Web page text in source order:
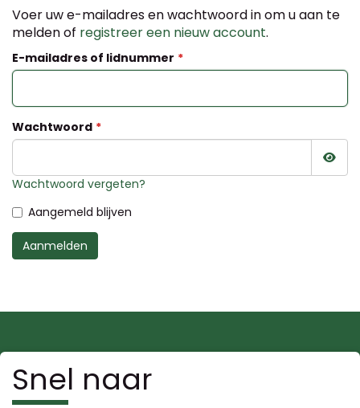
Voer uw e-mailadres en wachtwoord in om u aan te
melden of registreer een nieuw account.
E-mailadres of lidnummer
Wachtwoord
Wachtwoord vergeten?
Aangemeld blijven
Aanmelden
Snel naar